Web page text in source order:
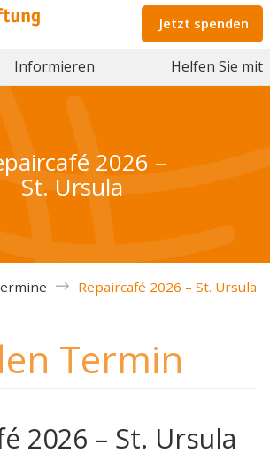
Informieren Helfen Sie mit
Jetzt spenden
2026 –
St. Ursula
Repaircafé 2026 – St. Ursula
Termin
2026 – St. Ursula